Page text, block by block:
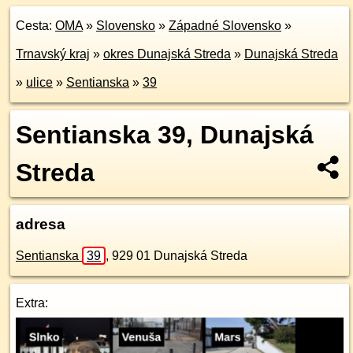
Cesta: OMA» Slovensko » Západné Slovensko »
Trnavský kraj » okres Dunajská Streda » Dunajská Streda
» ulice » Sentianska » 39
Sentianska 39, Dunajská
Streda
adresa
Sentianska 39 , 929 01 Dunajská Streda
Extra: